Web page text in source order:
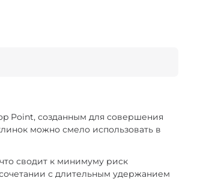
Point, созданным для совершения
можно смело использовать в
сводит к минимуму риск
с длительным удержанием